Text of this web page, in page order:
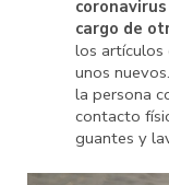
cargo de
los
unos
la persona
contacto
guantes y